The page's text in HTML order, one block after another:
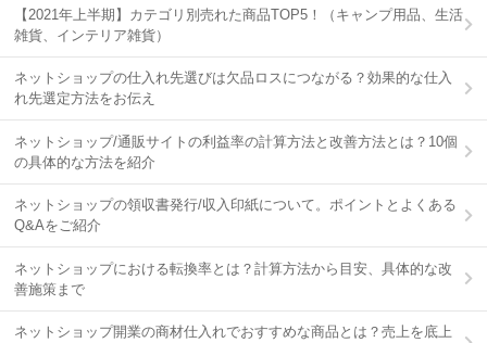
【2021年上半期】カテゴリ別売れた商品TOP5！（キャンプ用品、生活
雑貨、インテリア雑貨）
ネットショップの仕入れ先選びは欠品ロスにつながる？効果的な仕入
れ先選定方法をお伝え
ネットショップ/通販サイトの利益率の計算方法と改善方法とは？10個
の具体的な方法を紹介
ネットショップの領収書発行/収入印紙について。ポイントとよくある
Q&Aをご紹介
ネットショップにおける転換率とは？計算方法から目安、具体的な改
善施策まで
ネットショップ開業の商材仕入れでおすすめな商品とは？売上を底上